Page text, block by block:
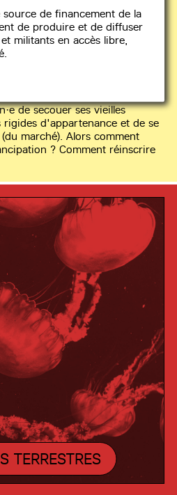
de financement de la
de produire et de diffuser
militants en accès libre,
mot
- avec Frederico
de secouer ses vieilles
d'appartenance et de se
marché). Alors comment
? Comment réinscrire
TERRESTRES